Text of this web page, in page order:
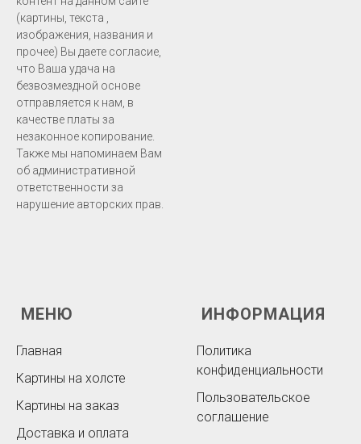
(картины, текста ,
изображения, названия и
прочее) Вы даете согласие,
что Ваша удача на
безвозмездной основе
отправляется к нам, в
качестве платы за
незаконное копирование.
Также мы напоминаем Вам
об административной
ответственности за
нарушение авторских прав.
МЕНЮ
Главная
Картины на холсте
Картины на заказ
Доставка и оплата
ИНФОРМАЦИЯ
Политика
конфиденциальности
Пользовательское
соглашение